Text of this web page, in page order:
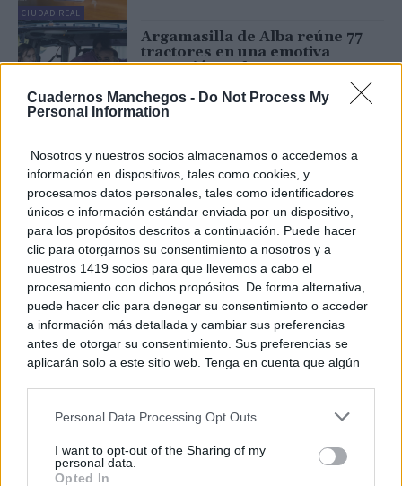
Cuadernos Manchegos - Do Not Process My
Personal Information
Nosotros y nuestros socios almacenamos o accedemos a
información en dispositivos, tales como cookies, y
procesamos datos personales, tales como identificadores
únicos e información estándar enviada por un dispositivo,
para los propósitos descritos a continuación. Puede hacer
clic para otorgarnos su consentimiento a nosotros y a
nuestros 1419 socios para que llevemos a cabo el
procesamiento con dichos propósitos. De forma alternativa,
puede hacer clic para denegar su consentimiento o acceder
a información más detallada y cambiar sus preferencias
antes de otorgar su consentimiento. Sus preferencias se
aplicarán solo a este sitio web. Tenga en cuenta que algún
rechazar tal procesamiento. Puede cambiar sus preferencias
a este sitio y haciendo clic en el botón "Privacidad" en la
parte inferior de la página web.
Personal Data Processing Opt Outs
I want to opt-out of the Sharing of my
personal data.
Opted In
CIUDAD REAL
Argamasilla de Alba reúne 77
tractores en una emotiva
procesión en honor a San
18/05/2026
TOMELLOSO
Acualac: el ambicioso proyecto
turístico que quiso unir
Tomelloso, Argamasilla de
Alba y Ruidera
14/05/2026
CIUDAD REAL
Argamasilla de Alba inaugura
el nuevo césped del campo
Santiago García con un emotivo
homenaje al fútbol, la
solidaridad y la memoria del
club
CIUDAD REAL
un Mes de las Letras repleto de
Cervantes y la participación
16/04/2026